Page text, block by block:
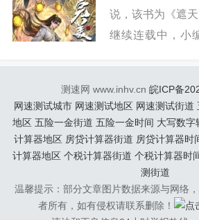
说，该书为《遮
继续连载中，小
时间更新。小说
测速网 www.inhv.cn 皖ICP备
网速测试城市 网速测试地区 网速测试街道
地区 五险一金街道 五险一金时间 大写数字
计算器地区 房贷计算器街道 房贷计算器时
计算器地区 个税计算器街道 个税计算器时
测街道
温馨提示：部分文章图片数据来源与网络
者所有，如有侵权请联系删除！